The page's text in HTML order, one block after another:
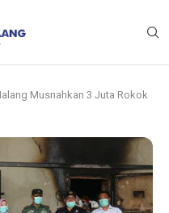
Musnahkan 3 Juta Rokok